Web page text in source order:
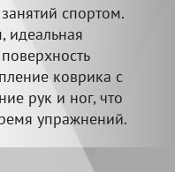
спортом.
идеальная
коврика с
рук и ног, что
упражнений.